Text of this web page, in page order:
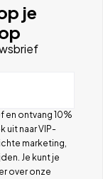
je
en ontvang 10%
uit naar VIP-
marketing,
Je kunt je
over onze